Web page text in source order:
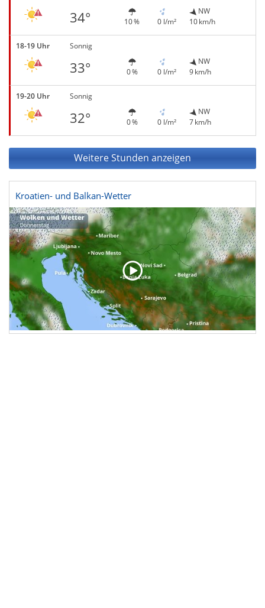
34° 10 % 0 l/m²
NW
10 km/h
18-19 Uhr Sonnig
33° 0 % 0 l/m²
NW
9 km/h
19-20 Uhr Sonnig
32° 0 % 0 l/m²
NW
7 km/h
Weitere Stunden anzeigen
Kroatien- und Balkan-Wetter